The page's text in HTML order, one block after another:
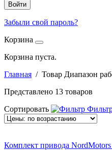
Войти
Забыли свой пароль?
Корзина
Корзина пуста.
Главная / Товар Диапазон
Представлено 13 товаров
Сортировать
Комплект привода